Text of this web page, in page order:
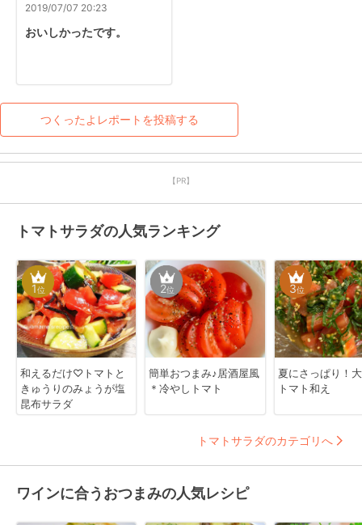
2019/07/07 20:23
おいしかったです。
つくったよレポートを投稿する
【PR】
トマトサラダの人気ランキング
1位
和えるだけ♡トマトと
きゅうりのみょうが塩
昆布サラダ
2位
簡単おつまみ♪居酒屋風
＊冷やしトマト
3位
夏にさっぱり！
トマト和え
トマトサラダのカテゴリへ
ワインに合うおつまみの人気レシピ